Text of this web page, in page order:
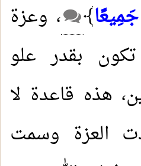
﴾
، وعزة
بقدر علو
هذه قاعدة لا
العزة وسمت